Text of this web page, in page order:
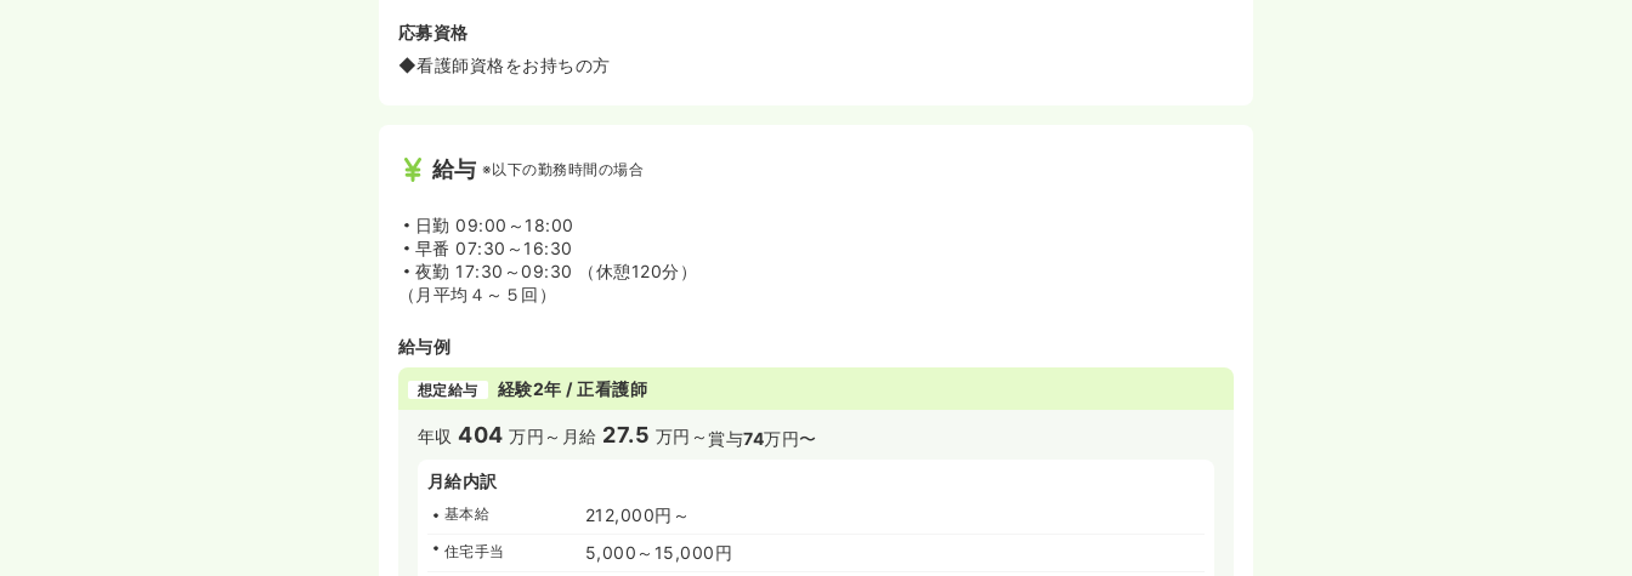
応募資格
◆看護師資格をお持ちの方
給与 ※以下の勤務時間の場合
日勤 09:00～18:00
早番 07:30～16:30
夜勤 17:30～09:30 （休憩120分）
（月平均４～５回）
給与例
想定給与 経験2年 / 正看護師
年収404 万円～ 月給 27.5 万円～賞与74万円〜
月給内訳
基本給 212,000円～
住宅手当 5,000～15,000円